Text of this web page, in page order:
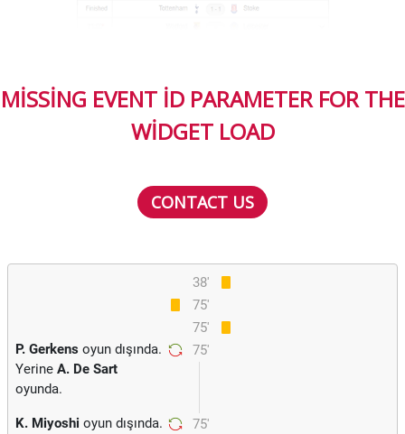
MISSING EVENT ID PARAMETER FOR THE
WIDGET LOAD
CONTACT US
38'
75'
75'
75'
P. Gerkens oyun dışında.
Yerine A. De Sart
oyunda.
75'
K. Miyoshi oyun dışında.